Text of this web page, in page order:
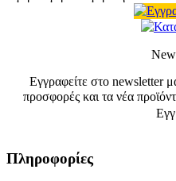
Εγγραφείτε στο newsletter
προσφορές και τα νέα
Πληροφορίες